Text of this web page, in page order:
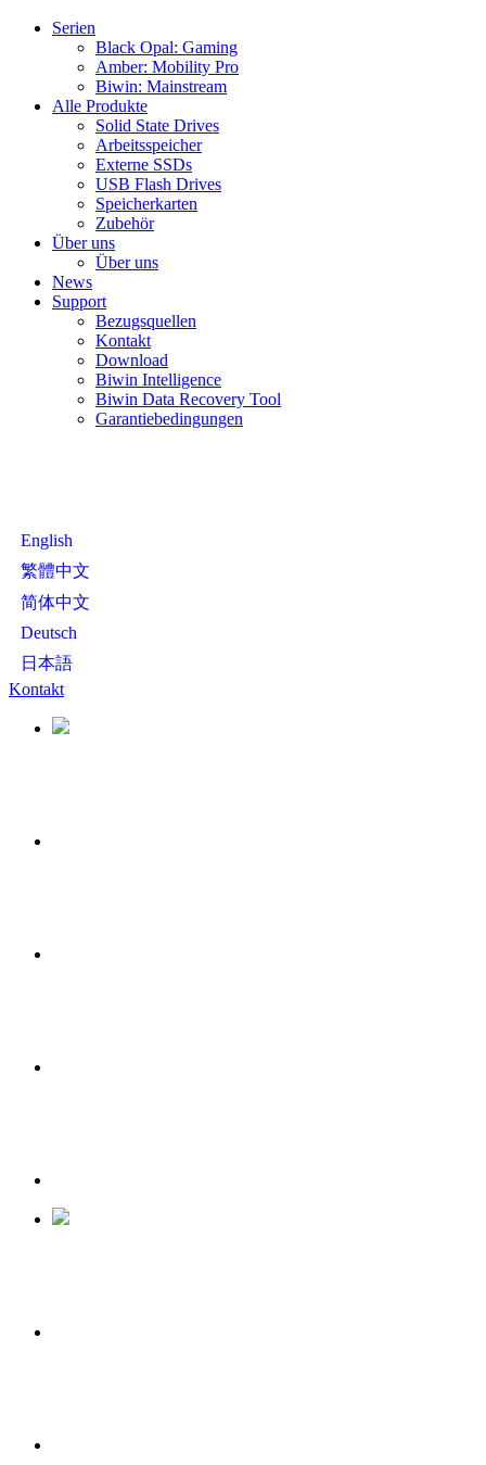
Serien
Black Opal: Gaming
Amber: Mobility Pro
Biwin: Mainstream
Alle Produkte
Solid State Drives
Arbeitsspeicher
Externe SSDs
USB Flash Drives
Speicherkarten
Zubehör
Über uns
Über uns
News
Support
Bezugsquellen
Kontakt
Download
Biwin Intelligence
Biwin Data Recovery Tool
Garantiebedingungen
English
繁體中文
简体中文
Deutsch
日本語
Kontakt